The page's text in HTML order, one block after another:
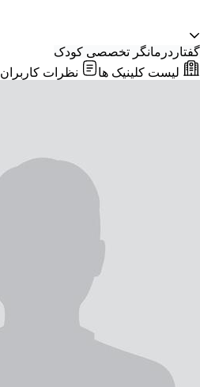
گفتاردرمانگر تخصصی کودک
لیست کلینیک ها
نظرات کاربران